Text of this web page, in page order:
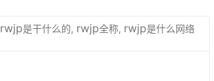
rwjp是干什么的, rwjp全称, rwjp是什么网络